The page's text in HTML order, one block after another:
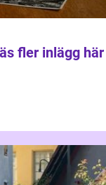
fler inlägg här